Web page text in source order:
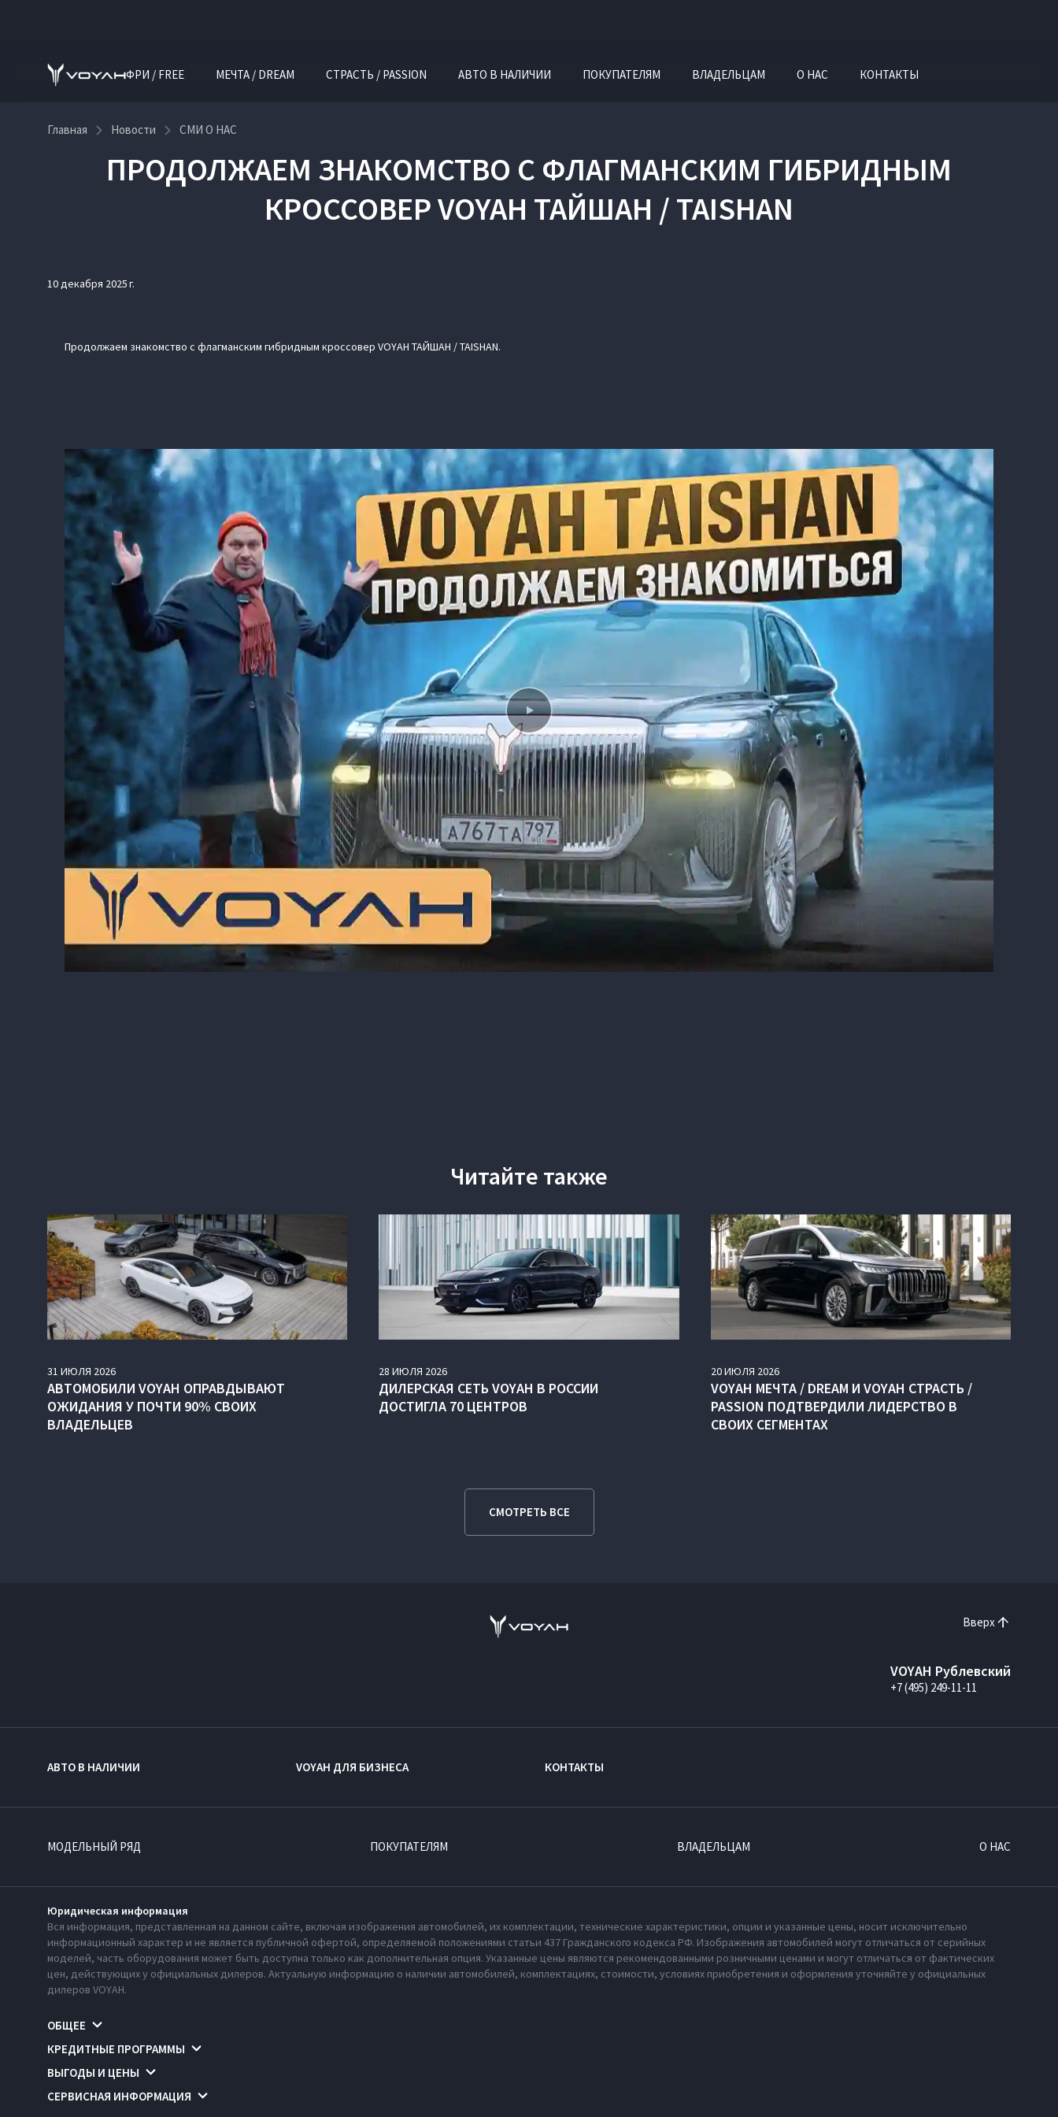
ФРИ / FREE МЕЧТА / DREAM СТРАСТЬ / PASSION АВТО В НАЛИЧИИ ПОКУПАТЕЛЯМ ВЛАДЕЛЬЦАМ О НАС КОНТАКТЫ
Главная Новости СМИ О НАС
ПРОДОЛЖАЕМ ЗНАКОМСТВО С ФЛАГМАНСКИМ ГИБРИДНЫМ
КРОССОВЕР VOYAH ТАЙШАН / TAISHAN
10 декабря 2025 г.
Продолжаем знакомство с флагманским гибридным кроссовер VOYAH ТАЙШАН / TAISHAN.
Читайте также
31 ИЮЛЯ 2026
АВТОМОБИЛИ VOYAH ОПРАВДЫВАЮТ
ОЖИДАНИЯ У ПОЧТИ 90% СВОИХ
ВЛАДЕЛЬЦЕВ
28 ИЮЛЯ 2026
ДИЛЕРСКАЯ СЕТЬ VOYAH В РОССИИ
ДОСТИГЛА 70 ЦЕНТРОВ
20ИЮЛЯ 2026
VOYAH МЕЧТА / DREAM И VOYAH СТРАСТЬ /
PASSION ПОДТВЕРДИЛИ ЛИДЕРСТВО В
СВОИХ СЕГМЕНТАХ
СМОТРЕТЬ ВСЕ
Вверх
VOYAH Рублевский
+7 (495) 249-11-11
АВТО В НАЛИЧИИ VOYAH ДЛЯ БИЗНЕСА КОНТАКТЫ
МОДЕЛЬНЫЙ РЯД ПОКУПАТЕЛЯМ ВЛАДЕЛЬЦАМ О НАС
Юридическая информация
Вся информация, представленная на данном сайте, включая изображения автомобилей, их комплектации, технические характеристики, опции и указанные цены, носит исключительно
информационный характер и не является публичной офертой, определяемой положениями статьи 437 Гражданского кодекса РФ. Изображения автомобилей могут отличаться от серийных
моделей, часть оборудования может быть доступна только как дополнительная опция. Указанные цены являются рекомендованными розничными ценами и могут отличаться от фактических
цен, действующих у официальных дилеров. Актуальную информацию о наличии автомобилей, комплектациях, стоимости, условиях приобретения и оформления уточняйте у официальных
дилеров VOYAH.
ОБЩЕЕ
КРЕДИТНЫЕ ПРОГРАММЫ
ВЫГОДЫ И ЦЕНЫ
СЕРВИСНАЯ ИНФОРМАЦИЯ